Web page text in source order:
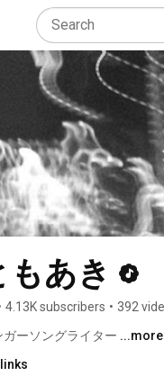
あき
4.13K subscribers • 392
ーソングライター ...more